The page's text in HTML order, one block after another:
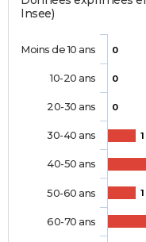
Insee)
0
0
0
1
1
Moins de 10 ans
10-20 ans
20-30 ans
30-40 ans
40-50 ans
50-60 ans
60-70 ans